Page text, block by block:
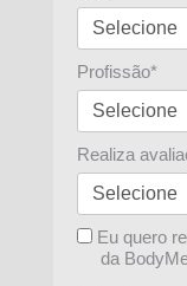
Profissão*
Realiza
Eu quero
da